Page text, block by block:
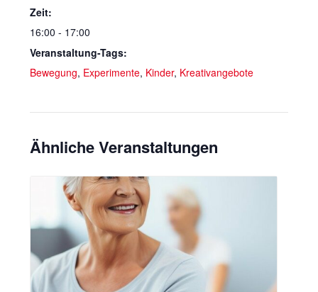
Zeit:
16:00 - 17:00
Veranstaltung-Tags:
Bewegung, Experimente, Kinder, Kreativangebote
Ähnliche Veranstaltungen